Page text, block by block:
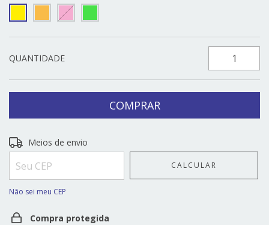
QUANTIDADE
Entregas para o CEP:
Meios de envio
CALCULAR
Não sei meu CEP
Compra protegida